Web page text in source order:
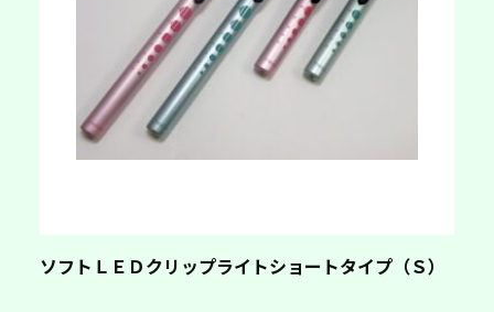
ソフトＬＥＤクリップライトショートタイプ（Ｓ）